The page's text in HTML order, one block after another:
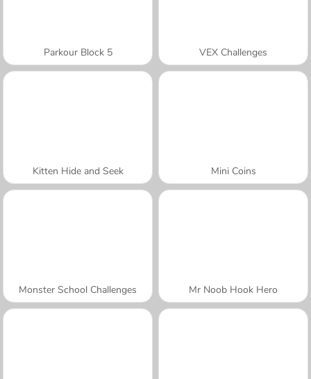
Parkour Block 5 VEX Challenges
Kitten Hide and Seek Mini Coins
Monster School Challenges Mr Noob Hook Hero